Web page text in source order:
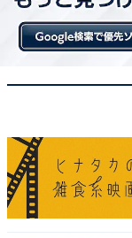
一方、天候・時